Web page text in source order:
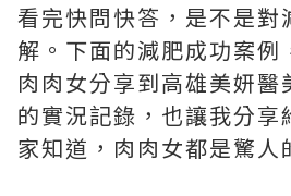
看完快問快答，是不是對
解。下面的減肥成功案例
肉肉女分享到高雄美妍醫
的實況記錄，也讓我分享
家知道，肉肉女都是驚人